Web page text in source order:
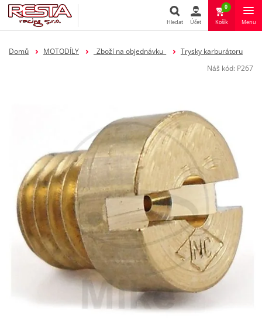
Hledat
Hledat Účet
0
Košík Menu
Domů MOTODÍLY _Zboží na objednávku_
Trysky karburátoru
Náš kód: P267